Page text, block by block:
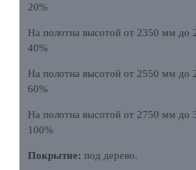
20%
На полотна высотой от 2350 мм до
40%
На полотна высотой от 2550 мм до
60%
На полотна высотой от 2750 мм до
100%
Покрытие: под дерево.